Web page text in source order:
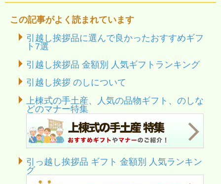
この記事がよく読まれています
引越し挨拶品に選んで良かったおすすめギフ
ト7選
引越し挨拶品 金額別 人気ギフトランキング
引越し挨拶 のしについて
上棟式の手土産、人気の品物ギフト、のしな
どのマナー特集
引っ越し挨拶品 ギフト 金額別 人気ランキン
グ